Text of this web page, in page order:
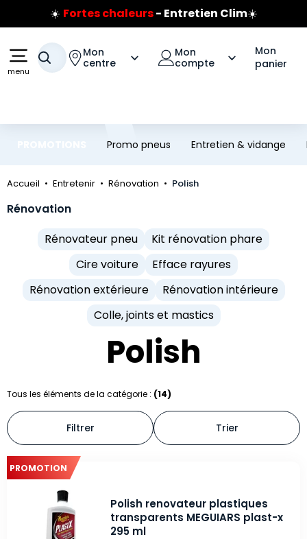
Aller au contenu principal
Aller à la navigation
Prix coûtant pneus Bridgestone
🔥Extincteur :réflexe sécurité🔥
Jusqu'à 120€ remboursés
sur les pneus Bridgestone
menu
Votre recherche
Mon
centre
Mon
compte
Mon
panier
Promo pneus Entretien & vidange
Accueil Entretenir Rénovation Polish
Rénovation
Rénovateur pneu
Kit rénovation phare
Cire voiture
Efface rayures
Rénovation extérieure
Rénovation intérieure
Colle, joints et mastics
Polish
Tous les éléments de la catégorie : (14)
Filtrer Trier
PROMOTION
Polish renovateur plastiques
transparents MEGUIARS plast-x
295 ml